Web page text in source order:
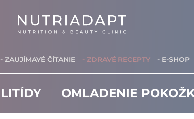
- ZAUJÍMAVÉ ČÍTANIE - ZDRAVÉ RECEPTY - E-SHOP
OMLADENIE